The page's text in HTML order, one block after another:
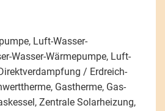
Luft-Wasser-
Wasser-Wärmepumpe, Luft-
/ Erdreich-
Gastherme, Gas-
Zentrale Solarheizung,